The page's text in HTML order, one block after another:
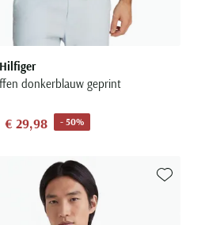
donkerblauw geprint
€ 29,98 - 50%